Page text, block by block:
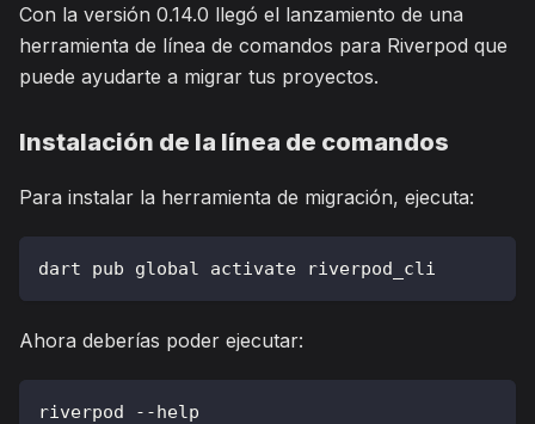
Con la versión 0.14.0 llegó el lanzamiento de una
herramienta de línea de comandos para Riverpod que
puede ayudarte a migrar tus proyectos.
Instalación de la línea de comandos
Para instalar la herramienta de migración, ejecuta:
dart pub global activate riverpod_cli
Ahora deberías poder ejecutar:
riverpod --help